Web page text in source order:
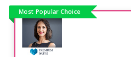
Most Popular Choice